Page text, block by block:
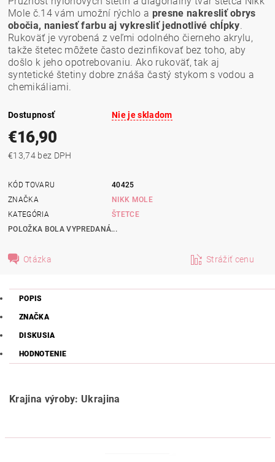
Mole č.14 vám umožní rýchlo a presne nakresliť obrys
obočia, naniesť farbu aj vykresliť jednotlivé chĺpky.
Rukoväť je vyrobená z veľmi odolného čierneho akrylu,
takže štetec môžete často dezinfikovať bez toho, aby
došlo k jeho opotrebovaniu. Ako rukoväť, tak aj
syntetické štetiny dobre znáša častý stykom s vodou a
chemikáliami.
Dostupnosť Nie je skladom
€16,90
€13,74 bez DPH
KÓD TOVARU
40425
ZNAČKA
NIKK MOLE
KATEGÓRIA
ŠTETCE
POLOŽKA BOLA VYPREDANÁ...
Otázka Strážiť cenu
POPIS
ZNAČKA
DISKUSIA
HODNOTENIE
Krajina výroby: Ukrajina